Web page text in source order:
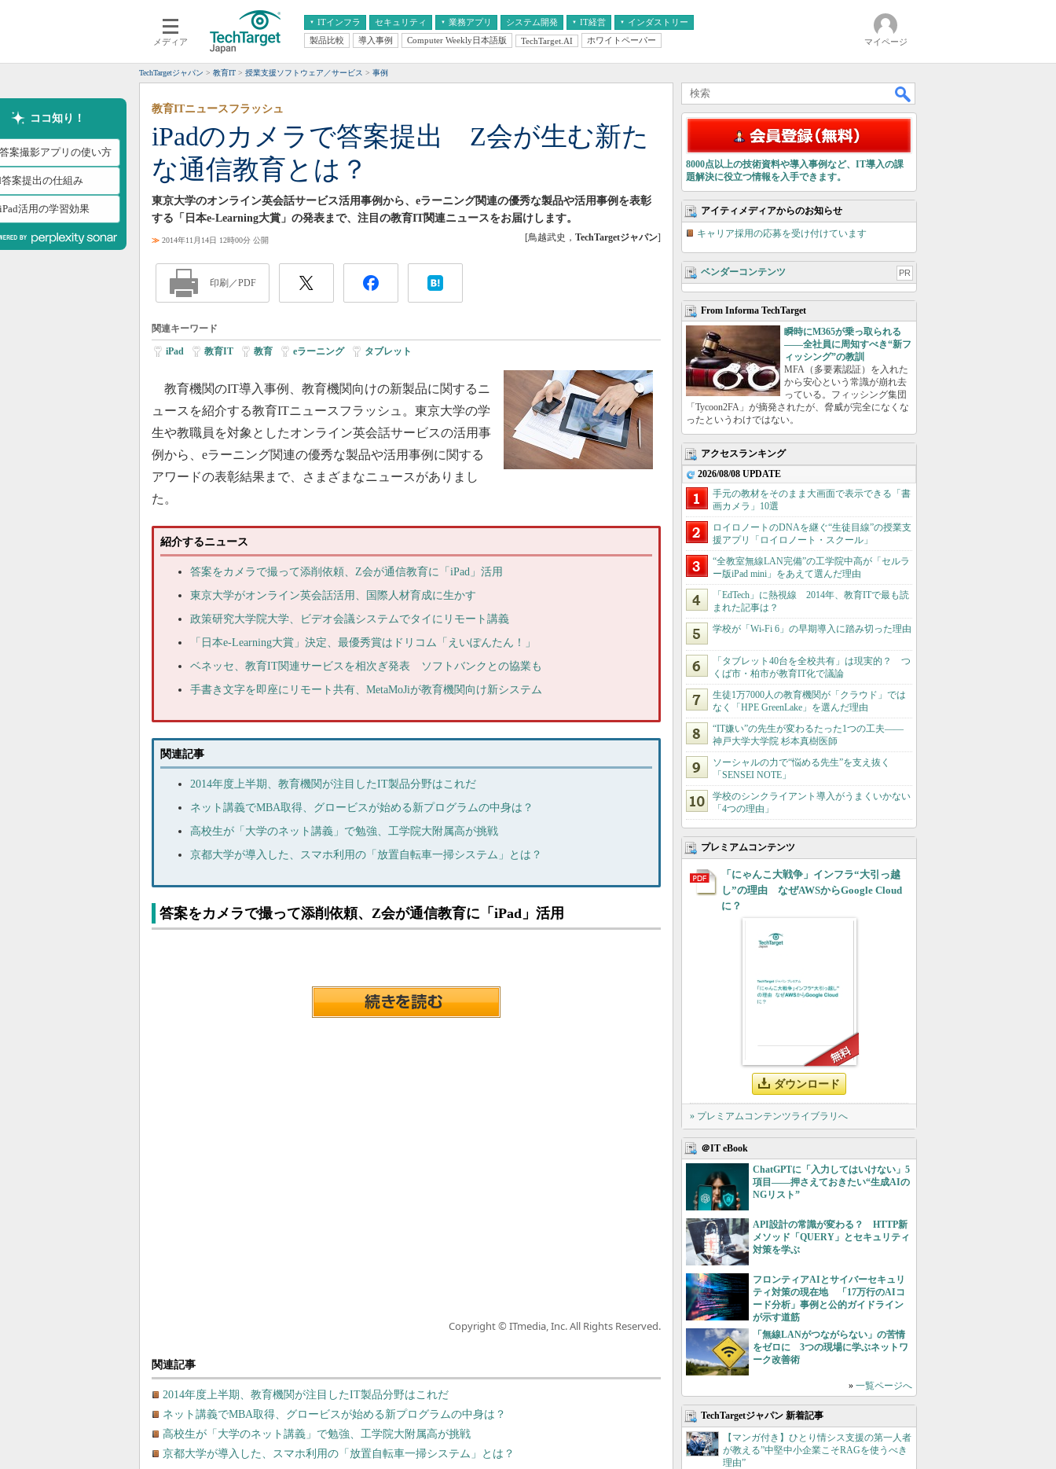
メディア
ITインフラ
クラウド
スマートモバイル
ネットワーク
システム運用管理
セキュリティ 業務アプリ
エンタープライズAI
ERP
情報系システム
システム開発 IT経営
経営とIT
インダストリー
医療IT
製品比較 導入事例 Computer Weekly日本語版 TechTarget.AI ホワイトペーパー マイページ
TechTargetジャパン 教育IT 授業支援ソフトウェア／サービス 事例
ココ知り！
案撮影アプリの使い方
答案提出の仕組み
活用の学習効果
iPadのカメラで答案提出 Z会が生む新た
な通信教育とは？
教育ITニュースフラッシュ
東京大学のオンライン英会話サービス活用事例から、eラーニング関連の優秀な製品や活用事例を表彰
する「日本e-Learning大賞」の発表まで、注目の教育IT関連ニュースをお届けします。
≫ 2014年11月14日 12時00分 公開 [鳥越武史， TechTargetジャパン]
印刷／PDF
関連キーワード
iPad 教育IT 教育 eラーニング| タブレット
教育機関のIT導入事例、教育機関向けの新製品に関するニ
ュースを紹介する教育ITニュースフラッシュ。東京大学の学
生や教職員を対象としたオンライン英会話サービスの活用事
例から、eラーニング関連の優秀な製品や活用事例に関する
アワードの表彰結果まで、さまざまなニュースがありまし
た。
紹介するニュース
答案をカメラで撮って添削依頼、Z会が通信教育に「iPad」活用
東京大学がオンライン英会話活用、国際人材育成に生かす
政策研究大学院大学、ビデオ会議システムでタイにリモート講義
「日本e-Learning大賞」決定、最優秀賞はドリコム「えいぽんたん！」
ベネッセ、教育IT関連サービスを相次ぎ発表 ソフトバンクとの協業も
手書き文字を即座にリモート共有、MetaMoJiが教育機関向け新システム
関連記事
2014年度上半期、教育機関が注目したIT製品分野はこれだ
ネット講義でMBA取得、グロービスが始める新プログラムの中身は？
高校生が「大学のネット講義」で勉強、工学院大附属高が挑戦
京都大学が導入した、スマホ利用の「放置自転車一掃システム」とは？
答案をカメラで撮って添削依頼、Z会が通信教育に「iPad」活用
Copyright © ITmedia, Inc. All Rights Reserved.
関連記事
2014年度上半期、教育機関が注目したIT製品分野はこれだ
ネット講義でMBA取得、グロービスが始める新プログラムの中身は？
高校生が「大学のネット講義」で勉強、工学院大附属高が挑戦
京都大学が導入した、スマホ利用の「放置自転車一掃システム」とは？
8000点以上の技術資料や導入事例など、IT導入の課
題解決に役立つ情報を入手できます。
アイティメディアからのお知らせ
キャリア採用の応募を受け付けています
ベンダーコンテンツ PR
From Informa TechTarget
瞬時にM365が乗っ取られる
――全社員に周知すべき“新フ
ィッシング”の教訓
MFA（多要素認証）を入れた
から安心という常識が崩れ去
っている。フィッシング集団
「Tycoon2FA」が摘発されたが、脅威が完全になくな
ったというわけではない。
アクセスランキング
2026/08/08 UPDATE
手元の教材をそのまま大画面で表示できる「書
画カメラ」10選
ロイロノートのDNAを継ぐ“生徒目線”の授業支
援アプリ「ロイロノート・スクール」
“全教室無線LAN完備”の工学院中高が「セルラ
ー版iPad mini」をあえて選んだ理由
「EdTech」に熱視線 2014年、教育ITで最も読
まれた記事は？
学校が「Wi-Fi 6」の早期導入に踏み切った理由
「タブレット40台を全校共有」は現実的？ つ
くば市・柏市が教育IT化で議論
生徒1万7000人の教育機関が「クラウド」では
なく「HPE GreenLake」を選んだ理由
“IT嫌い”の先生が変わるたった1つの工夫――
神戸大学大学院 杉本真樹医師
ソーシャルの力で“悩める先生”を支え抜く
「SENSEI NOTE」
学校のシンクライアント導入がうまくいかない
「4つの理由」
プレミアムコンテンツ
「にゃんこ大戦争」インフラ“大引っ越
し”の理由 なぜAWSからGoogle Cloud
に？
ダウンロード
» プレミアムコンテンツライブラリへ
＠IT eBook
ChatGPTに「入力してはいけない」5
項目――押さえておきたい“生成AIの
NGリスト”
API設計の常識が変わる？ HTTP新
メソッド「QUERY」とセキュリティ
対策を学ぶ
フロンティアAIとサイバーセキュリ
ティ対策の現在地 「17万行のAIコ
ード分析」事例と公的ガイドライン
が示す道筋
「無線LANがつながらない」の苦情
をゼロに 3つの現場に学ぶネットワ
ーク改善術
» 一覧ページへ
TechTargetジャパン 新着記事
【マンガ付き】ひとり情シス支援の第一人者
が教える”中堅中小企業こそRAGを使うべき
理由”